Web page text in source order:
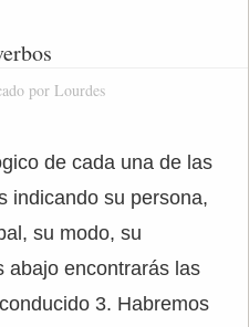
por Lourdes
de cada una de las
indicando su persona,
su modo, su
abajo encontrarás las
3. Habremos